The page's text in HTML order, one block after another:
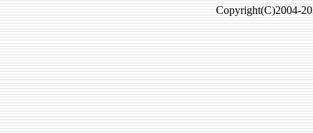
Copyright(C)2004-